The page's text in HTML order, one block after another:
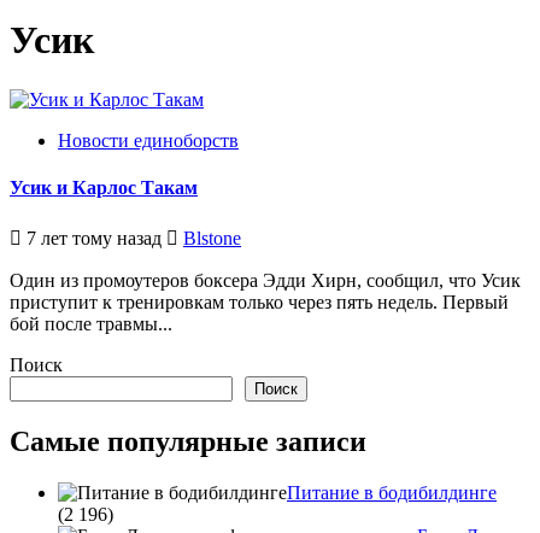
Усик
Новости единоборств
Усик и Карлос Такам
7 лет тому назад Blstone
Один из промоутеров боксера Эдди Хирн, сообщил, что Усик
приступит к тренировкам только через пять недель. Первый
бой после травмы...
Поиск
Поиск
Самые популярные записи
Питание в бодибилдинге
(2 196)